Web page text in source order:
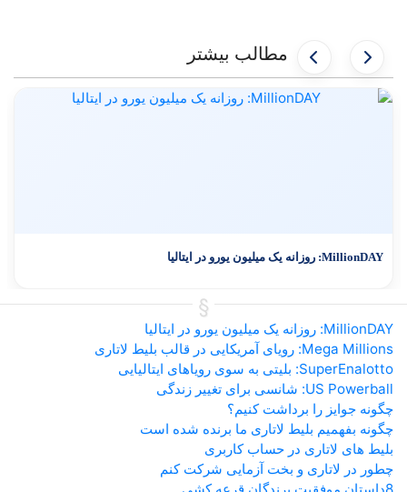
مطالب بیشتر
MillionDAY: روزانه یک میلیون یورو در ایتالیا
MillionDAY: روزانه یک میلیون یورو در ایتالیا
Mega Millions: رویای آمریکایی در قالب بلیط لاتاری
SuperEnalotto: بلیتی به سوی رویاهای ایتالیایی
US Powerball: شانسی برای تغییر زندگی
چگونه جوایز را برداشت کنیم؟
چگونه بفهمیم بلیط لاتاری ما برنده شده است
بلیط های لاتاری در حساب کاربری
چطور در لاتاری و بخت آزمایی شرکت کنم